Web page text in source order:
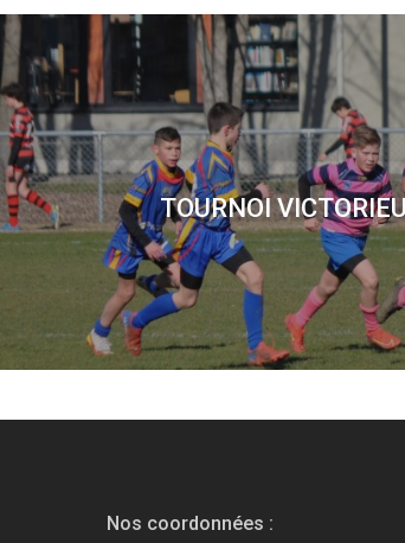
TOURNOI
Nos coordonnées :